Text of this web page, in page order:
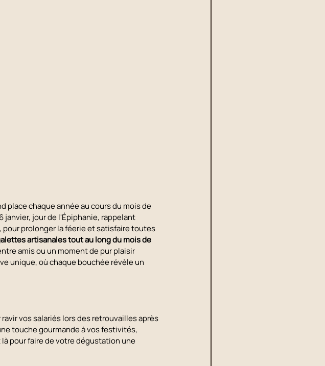
place chaque année au cours du mois de
jour de l'Épiphanie, rappelant
pour prolonger la féerie et satisfaire toutes
artisanales tout au long du mois de
amis ou un moment de pur plaisir
unique, où chaque bouchée révèle un
vos salariés lors des retrouvailles après
touche gourmande à vos festivités,
pour faire de votre dégustation une